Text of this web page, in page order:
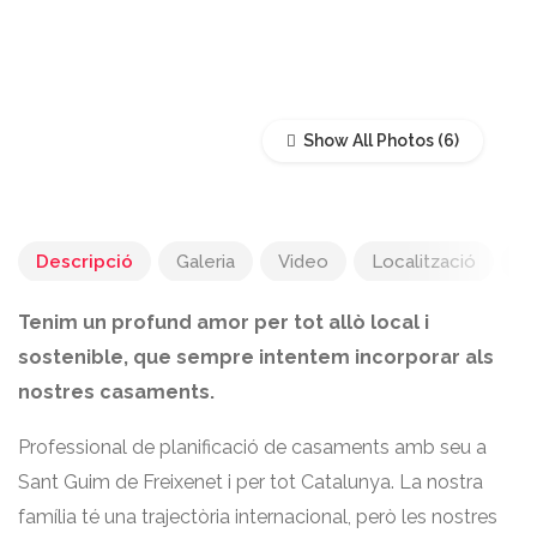
Show All Photos
Descripció Galeria Video Localització
Tenim un profund amor per tot allò local i
sostenible, que sempre intentem incorporar als
nostres casaments.
Professional de planificació de casaments amb seu a
Sant Guim de Freixenet i per tot Catalunya. La nostra
família té una trajectòria internacional, però les nostres